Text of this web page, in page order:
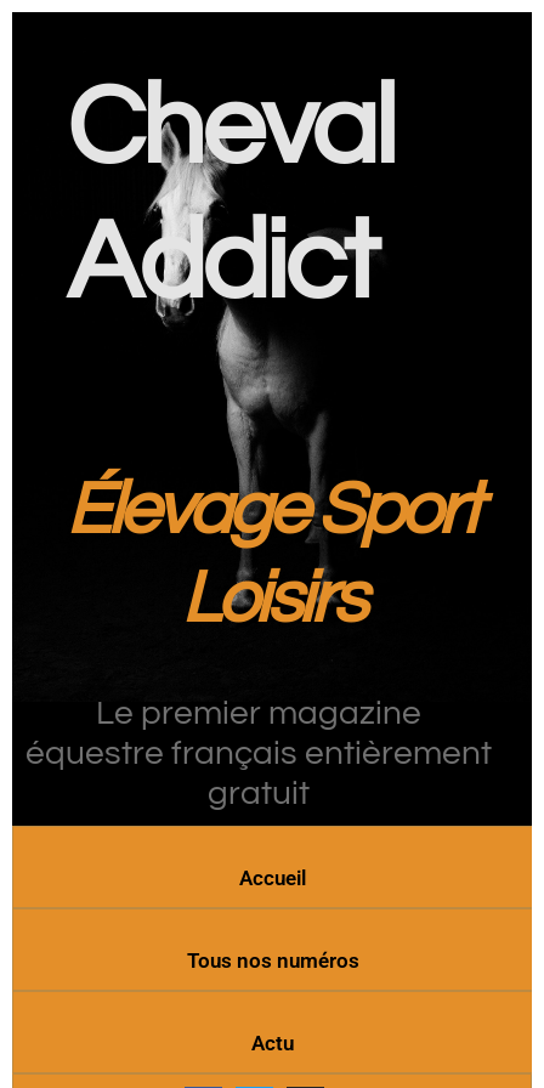
Cheval
Addict
Élevage Sport
Loisirs
Le premier magazine
équestre français entièrement
gratuit
Accueil
Tous nos numéros
Actu